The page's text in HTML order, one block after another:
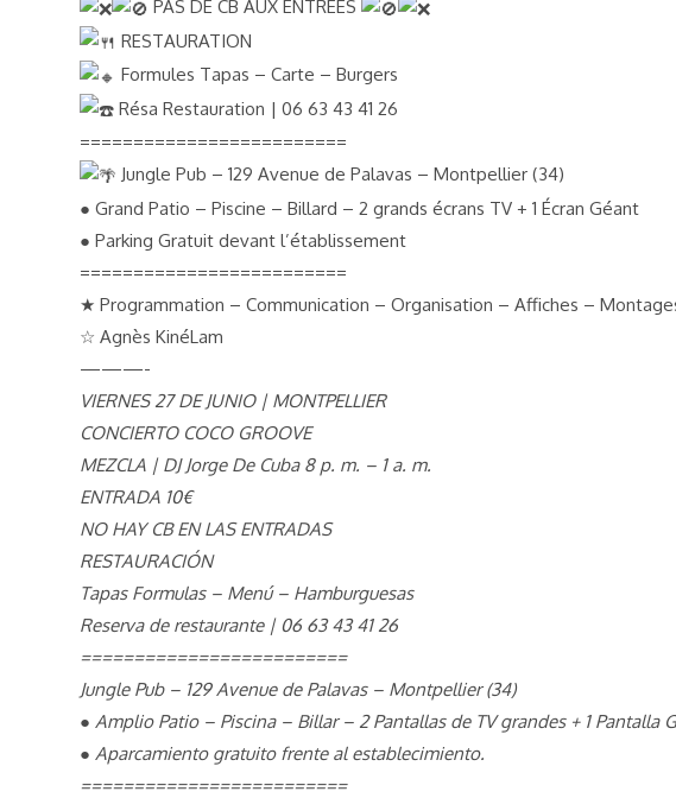
PAS DE CB AUX ENTRÉES
RESTAURATION
Formules Tapas – Carte – Burgers
Résa Restauration | 06 63 43 41 26
=========================
Jungle Pub – 129 Avenue de Palavas – Montpellier (34)
● Grand Patio – Piscine – Billard – 2 grands écrans TV + 1 Écran Géant
● Parking Gratuit devant l’établissement
=========================
★ Programmation – Communication – Organisation – Affiches –
☆ Agnès KinéLam
———-
VIERNES 27 DE JUNIO | MONTPELLIER
CONCIERTO COCO GROOVE
MEZCLA | DJ Jorge De Cuba 8 p. m. – 1 a. m.
ENTRADA 10€
NO HAY CB EN LAS ENTRADAS
RESTAURACIÓN
Tapas Formulas – Menú – Hamburguesas
Reserva de restaurante | 06 63 43 41 26
=========================
Jungle Pub – 129 Avenue de Palavas – Montpellier (34)
● Amplio Patio – Piscina – Billar – 2 Pantallas de TV grandes + 1 Pantalla
● Aparcamiento gratuito frente al establecimiento.
=========================